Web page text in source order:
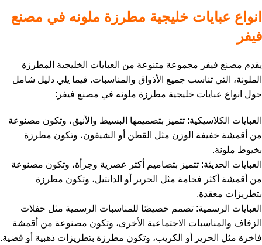
انواع عبايات خليجية مطرزة ملونه في مصنع
فيفر
يقدم مصنع فيفر مجموعة متنوعة من العبايات الخليجية المطرزة
الملونة، التي تناسب جميع الأذواق والمناسبات. فيما يلي دليل شامل
حول انواع عبايات خليجية مطرزة ملونه في مصنع فيفر:
العبايات الكلاسيكية: تتميز بتصميمها البسيط والأنيق، وتكون مصنوعة
من أقمشة خفيفة الوزن مثل القطن أو الشيفون، وتكون مطرزة
بخيوط ملونة.
العبايات الحديثة: تتميز بتصاميم أكثر عصرية وجرأة، وتكون مصنوعة
من أقمشة أكثر فخامة مثل الحرير أو الدانتيل، وتكون مطرزة
بتطريزات معقدة.
العبايات الرسمية: تصمم خصيصًا للمناسبات الرسمية مثل حفلات
الزفاف والمناسبات الاجتماعية الأخرى، وتكون مصنوعة من أقمشة
فاخرة مثل الحرير أو الكريب، وتكون مطرزة بتطريزات ذهبية أو فضية.